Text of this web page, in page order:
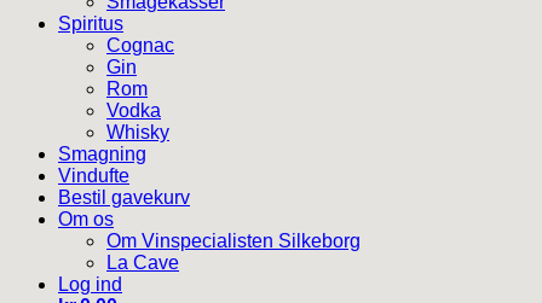
Spiritus
Cognac
Gin
Rom
Vodka
Whisky
Smagning
Vindufte
Bestil gavekurv
Om os
Om Vinspecialisten Silkeborg
La Cave
Log ind